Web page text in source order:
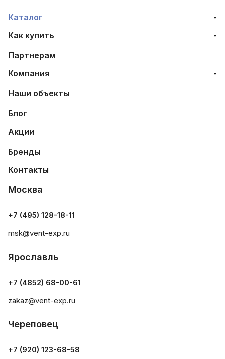
Каталог
Как купить
Партнерам
Компания
Наши объекты
Блог
Акции
Бренды
Контакты
Москва
+7 (495) 128-18-11
msk@vent-exp.ru
Ярославль
+7 (4852) 68-00-61
zakaz@vent-exp.ru
Череповец
+7 (920) 123-68-58